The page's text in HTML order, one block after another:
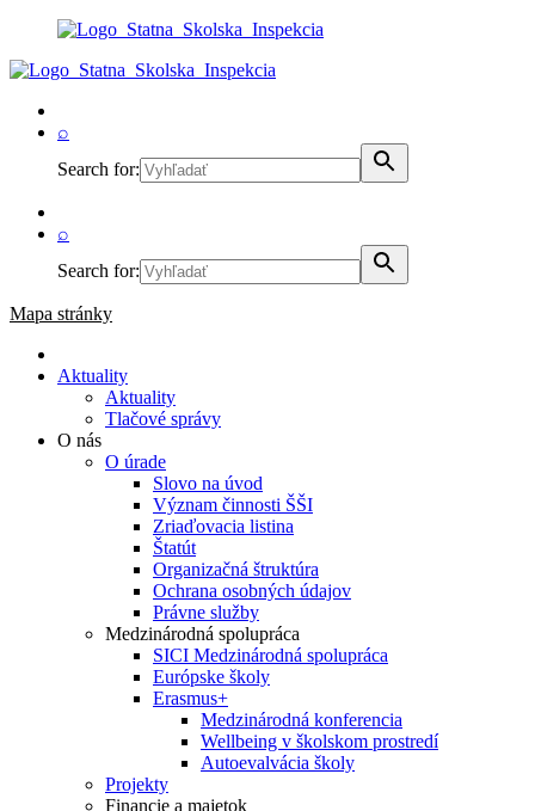
⌕
Search for:
⌕
Search for:
Mapa stránky
Aktuality
Aktuality
Tlačové správy
O nás
O úrade
Slovo na úvod
Význam činnosti ŠŠI
Zriaďovacia listina
Štatút
Organizačná štruktúra
Ochrana osobných údajov
Právne služby
Medzinárodná spolupráca
SICI Medzinárodná spolupráca
Európske školy
Erasmus+
Medzinárodná konferencia
Wellbeing v školskom prostredí
Autoevalvácia školy
Projekty
Financie a majetok